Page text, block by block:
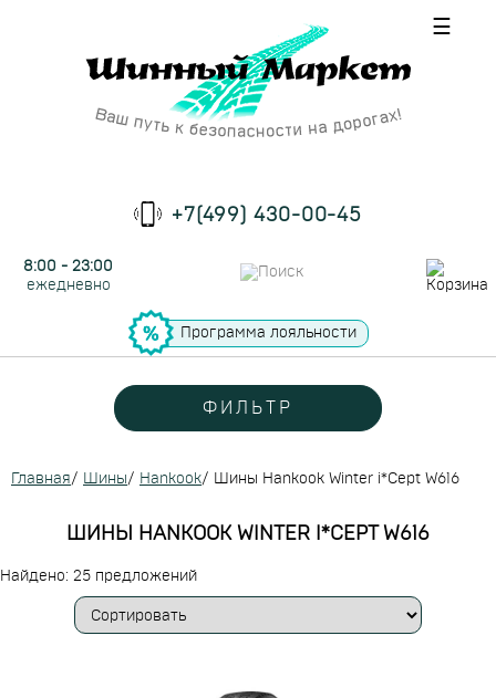
☰
+7(499) 430-00-45
8:00 - 23:00
ежедневно
Программа лояльности
ФИЛЬТР
Главная/ Шины/ Hankook/ Шины Hankook Winter i*Cept W616
ШИНЫ HANKOOK WINTER I*CEPT W616
Найдено: 25 предложений